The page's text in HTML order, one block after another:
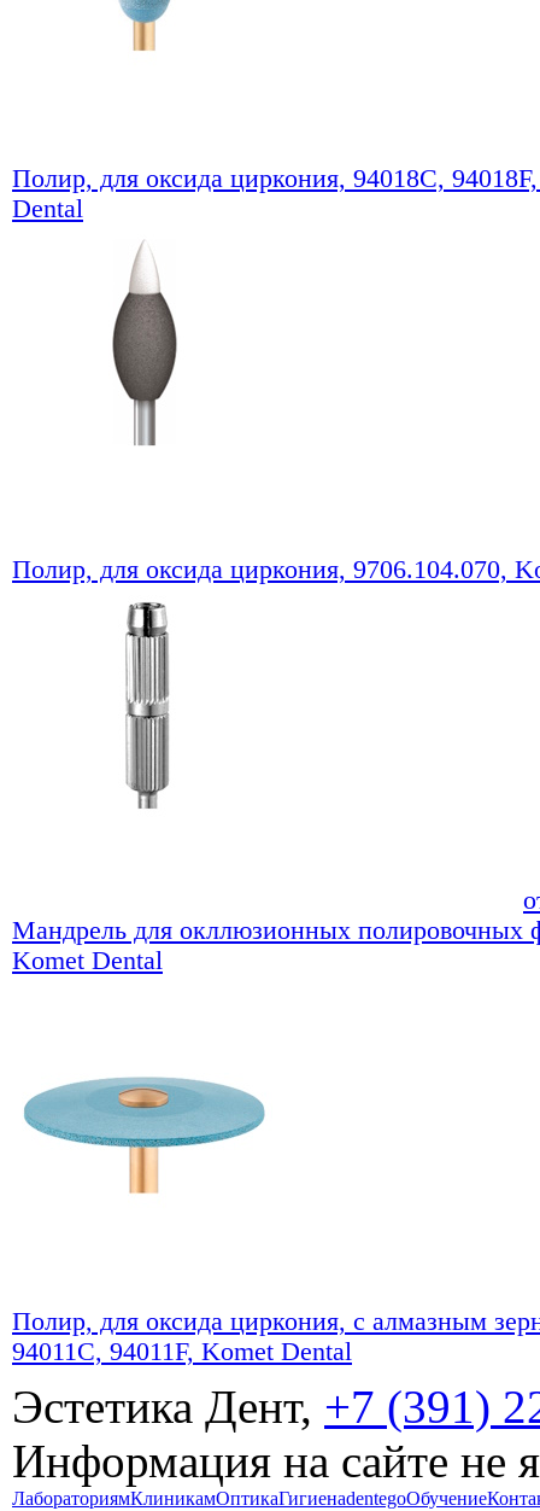
Полир, для оксида циркония, 94018C,
Dental
Полир, для оксида циркония, 9706.104.070,
Мандрель для окллюзионных полировочных
Komet Dental
Полир, для оксида циркония, с алмазным
94011C, 94011F, Komet Dental
Эстетика Дент, +7 (391)
Информация на сайте не
ЛабораториямКлиникамОптикаГигиенаdentegoОбучение